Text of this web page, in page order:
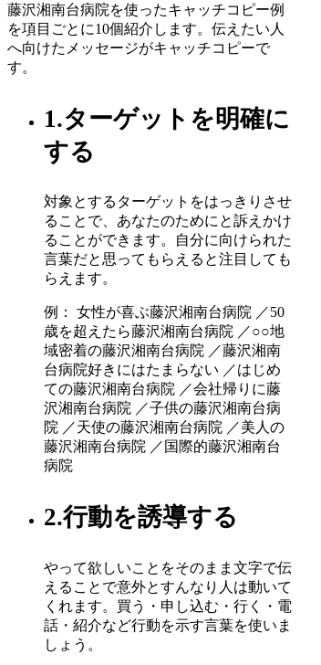
藤沢湘南台病院を使ったキャッチコピー例
を項目ごとに10個紹介します。伝えたい人
へ向けたメッセージがキャッチコピーで
す。
1.ターゲットを明確に
する
対象とするターゲットをはっきりさせ
ることで、あなたのためにと訴えかけ
ることができます。自分に向けられた
言葉だと思ってもらえると注目しても
らえます。
例： 女性が喜ぶ藤沢湘南台病院 ／50
歳を超えたら藤沢湘南台病院 ／○○地
域密着の藤沢湘南台病院 ／藤沢湘南
台病院好きにはたまらない ／はじめ
ての藤沢湘南台病院 ／会社帰りに藤
沢湘南台病院 ／子供の藤沢湘南台病
院 ／天使の藤沢湘南台病院 ／美人の
藤沢湘南台病院 ／国際的藤沢湘南台
病院
2.行動を誘導する
やって欲しいことをそのまま文字で伝
えることで意外とすんなり人は動いて
くれます。買う・申し込む・行く・電
話・紹介など行動を示す言葉を使いま
しょう。